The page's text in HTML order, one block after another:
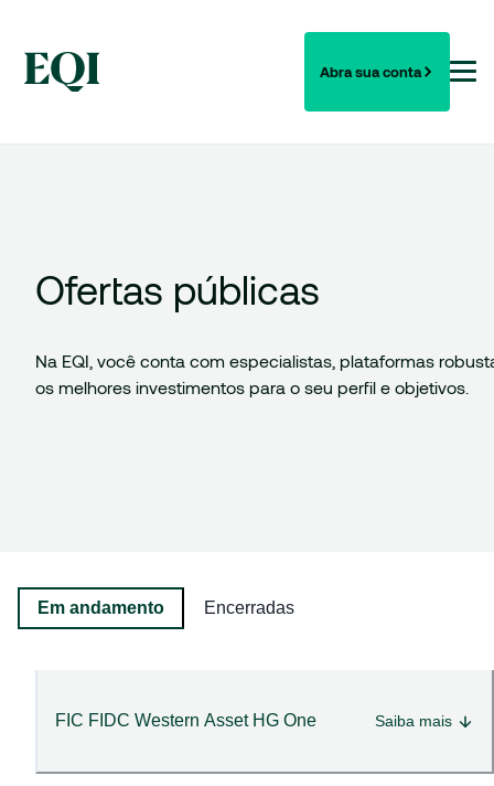
Abra sua conta
Ofertas públicas
Na EQI, você conta com especialistas, plataformas
os melhores investimentos para o seu perfil e objetivos.
Em andamento Encerradas
FIC FIDC Western Asset HG One Saiba mais